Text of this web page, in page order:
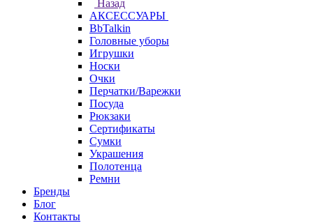
Назад
АКСЕССУАРЫ
BbTalkin
Головные уборы
Игрушки
Носки
Очки
Перчатки/Варежки
Посуда
Рюкзаки
Сертификаты
Сумки
Украшения
Полотенца
Ремни
Бренды
Блог
Контакты